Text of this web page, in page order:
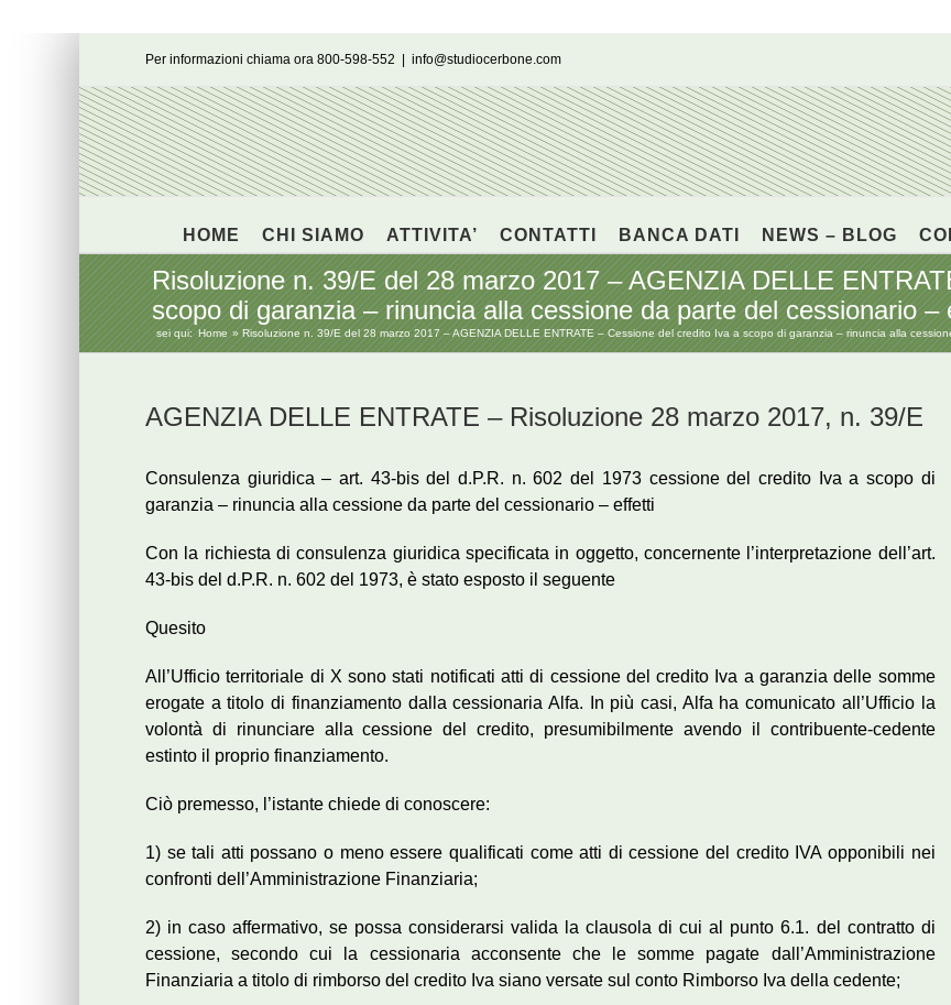
Per informazioni chiama ora 800-598-552 info@studiocerbone.com
HOME CHI SIAMO ATTIVITA’ CONTATTI BANCA DATI NEWS – BLOG
Risoluzione n. 39/E del 28 marzo 2017 – AGENZIA DELLE
scopo di garanzia – rinuncia alla cessione da parte del cessionario –
sei qui: Home Risoluzione n. 39/E del 28 marzo 2017 – AGENZIA DELLE ENTRATE – Cessione del credito Iva a scopo di garanzia – rinuncia alla
AGENZIA DELLE ENTRATE – Risoluzione 28 marzo 2017, n. 39/E
Consulenza giuridica – art. 43-bis del d.P.R. n. 602 del 1973 cessione del credito Iva a scopo di
garanzia – rinuncia alla cessione da parte del cessionario – effetti
Con la richiesta di consulenza giuridica specificata in oggetto, concernente l’interpretazione dell’art.
43-bis del d.P.R. n. 602 del 1973, è stato esposto il seguente
Quesito
All’Ufficio territoriale di X sono stati notificati atti di cessione del credito Iva a garanzia delle somme
erogate a titolo di finanziamento dalla cessionaria Alfa. In più casi, Alfa ha comunicato all’Ufficio la
volontà di rinunciare alla cessione del credito, presumibilmente avendo il contribuente-cedente
estinto il proprio finanziamento.
Ciò premesso, l’istante chiede di conoscere:
1) se tali atti possano o meno essere qualificati come atti di cessione del credito IVA opponibili nei
confronti dell’Amministrazione Finanziaria;
2) in caso affermativo, se possa considerarsi valida la clausola di cui al punto 6.1. del contratto di
cessione, secondo cui la cessionaria acconsente che le somme pagate dall’Amministrazione
Finanziaria a titolo di rimborso del credito Iva siano versate sul conto Rimborso Iva della cedente;